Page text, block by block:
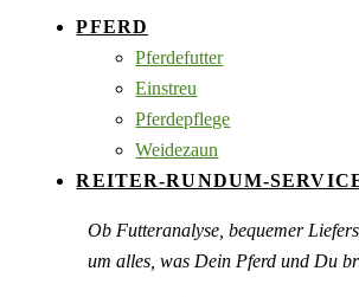
PFERD
Pferdefutter
Einstreu
Pferdepflege
Weidezaun
REITER-RUNDUM-
Ob Futteranalyse, bequemer
um alles, was Dein Pferd und Du